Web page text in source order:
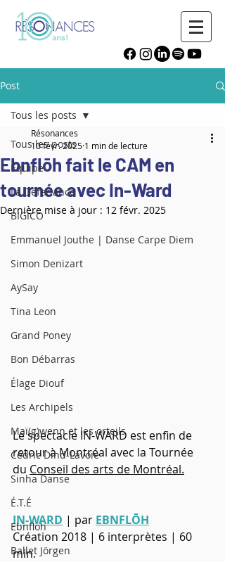
Post
Tous les posts
Équipe
La Déferlance
BIGICO
Emmanuel Jouthe | Danse Carpe Diem
Simon Denizart
AySay
Tina Leon
Grand Poney
Bon Débarras
Élage Diouf
Les Archipels
Maï(g)wenn et les orteils
Cédric Dind-Lavoie
Sinha Danse
É.T.É
Ebnfloh
Ballet Jörgen
Tous les posts
Ebnflōh fait le CAM en
tournée avec In-Ward
Résonances
10 févr. 2025 1 min de lecture
Dernière mise à jour : 12 févr. 2025
Le spectacle IN-WARD est enfin de
retour à Montréal avec la Tournée
du Conseil des arts de Montréal.
IN-WARD | par EBNFLŌH
Création 2018 | 6 interprètes | 60
min.